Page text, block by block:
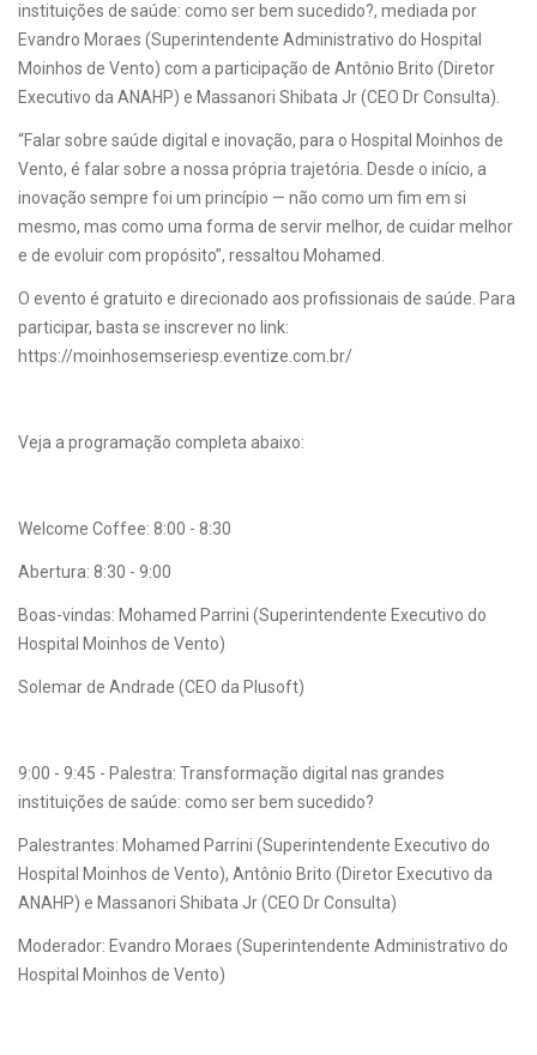
instituições de saúde: como ser bem sucedido?, mediada por
Evandro Moraes (Superintendente Administrativo do Hospital
Moinhos de Vento) com a participação de Antônio Brito (Diretor
Executivo da ANAHP) e Massanori Shibata Jr (CEO Dr Consulta).
“Falar sobre saúde digital e inovação, para o Hospital Moinhos de
Vento, é falar sobre a nossa própria trajetória. Desde o início, a
inovação sempre foi um princípio — não como um fim em si
mesmo, mas como uma forma de servir melhor, de cuidar melhor
e de evoluir com propósito”, ressaltou Mohamed.
O evento é gratuito e direcionado aos profissionais de saúde. Para
participar, basta se inscrever no link:
https://moinhosemseriesp.eventize.com.br/
Veja a programação completa abaixo:
Welcome Coffee: 8:00 - 8:30
Abertura: 8:30 - 9:00
Boas-vindas: Mohamed Parrini (Superintendente Executivo do
Hospital Moinhos de Vento)
Solemar de Andrade (CEO da Plusoft)
9:00 - 9:45 - Palestra: Transformação digital nas grandes
instituições de saúde: como ser bem sucedido?
Palestrantes: Mohamed Parrini (Superintendente Executivo do
Hospital Moinhos de Vento), Antônio Brito (Diretor Executivo da
ANAHP) e Massanori Shibata Jr (CEO Dr Consulta)
Moderador: Evandro Moraes (Superintendente Administrativo do
Hospital Moinhos de Vento)